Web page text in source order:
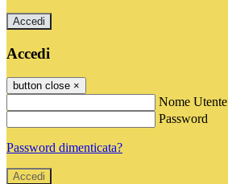
Accedi
Accedi
button close ×
Nome Utente
Password
Password dimenticata?